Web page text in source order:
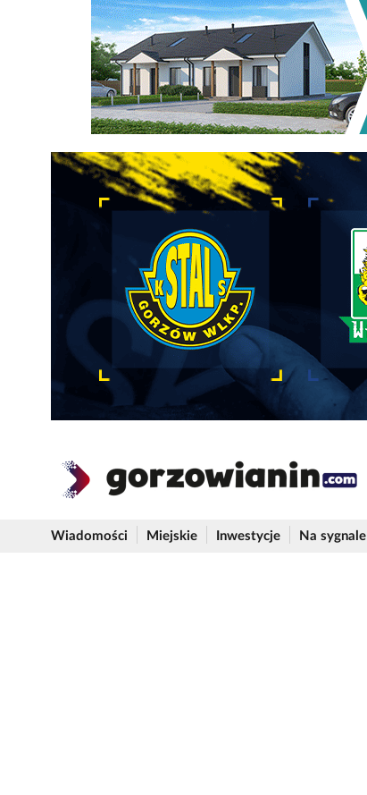
Wiadomości Miejskie Inwestycje Na sygnale